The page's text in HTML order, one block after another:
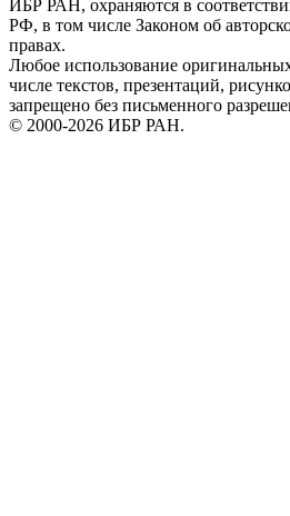
ИБР РАН, охраняются в
РФ, в том числе Законом об
правах.
Любое использование
числе текстов, презентаций,
запрещено без письменного
© 2000-2026 ИБР РАН.